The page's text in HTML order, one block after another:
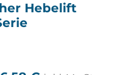
Hebelift